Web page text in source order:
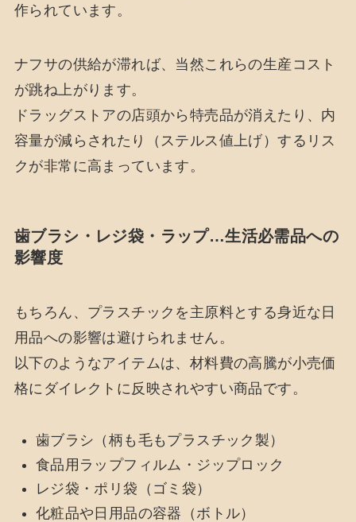
作られています。
ナフサの供給が滞れば、当然これらの生産コスト
が跳ね上がります。
ドラッグストアの店頭から特売品が消えたり、内
容量が減らされたり（ステルス値上げ）するリス
クが非常に高まっています。
歯ブラシ・レジ袋・ラップ…生活必需品への
影響度
もちろん、プラスチックを主原料とする身近な日
用品への影響は避けられません。
以下のようなアイテムは、材料費の高騰が小売価
格にダイレクトに反映されやすい商品です。
歯ブラシ（柄も毛もプラスチック製）
食品用ラップフィルム・ジップロック
レジ袋・ポリ袋（ゴミ袋）
化粧品や日用品の容器（ボトル）